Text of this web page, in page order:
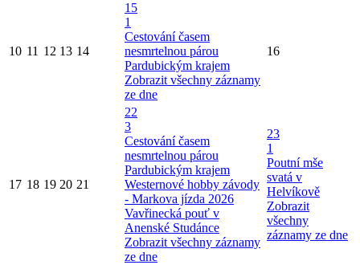
10 11 12 13 14
15
1
Cestování časem
nesmrtelnou párou
Pardubickým krajem
Zobrazit všechny záznamy
ze dne
16
17 18 19 20 21
22
3
Cestování časem
nesmrtelnou párou
Pardubickým krajem
Westernové hobby závody
- Markova jízda 2026
Vavřinecká pouť v
Anenské Studánce
Zobrazit všechny záznamy
ze dne
23
1
Poutní mše
svatá v
Helvíkově
Zobrazit
všechny
záznamy ze dne